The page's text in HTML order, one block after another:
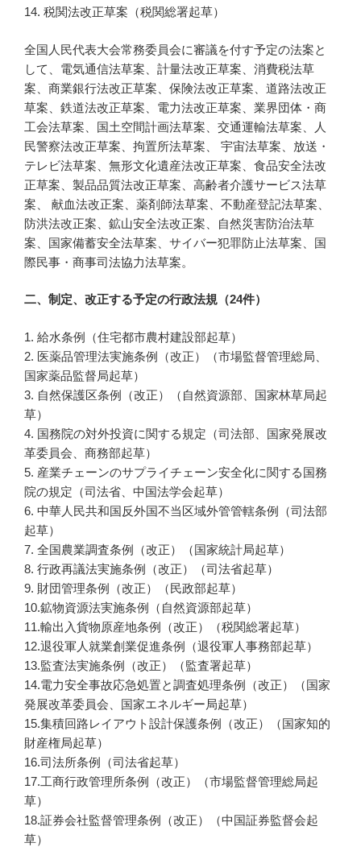
14. 税関法改正草案（税関総署起草）
全国人民代表大会常務委員会に審議を付す予定の法案と
して、電気通信法草案、計量法改正草案、消費税法草
案、商業銀行法改正草案、保険法改正草案、道路法改正
草案、鉄道法改正草案、電力法改正草案、業界団体・商
工会法草案、国土空間計画法草案、交通運輸法草案、人
民警察法改正草案、拘置所法草案、 宇宙法草案、放送・
テレビ法草案、無形文化遺産法改正草案、食品安全法改
正草案、製品品質法改正草案、高齢者介護サービス法草
案、 献血法改正案、薬剤師法草案、不動産登記法草案、
防洪法改正案、鉱山安全法改正案、自然災害防治法草
案、国家備蓄安全法草案、サイバー犯罪防止法草案、国
際民事・商事司法協力法草案。
二、制定、改正する予定の行政法規（24件）
1. 給水条例（住宅都市農村建設部起草）
2. 医薬品管理法実施条例（改正）（市場監督管理総局、
国家薬品監督局起草）
3. 自然保護区条例（改正）（自然資源部、国家林草局起
草）
4. 国務院の対外投資に関する規定（司法部、国家発展改
革委員会、商務部起草）
5. 産業チェーンのサプライチェーン安全化に関する国務
院の規定（司法省、中国法学会起草）
6. 中華人民共和国反外国不当区域外管管轄条例（司法部
起草）
7. 全国農業調査条例（改正）（国家統計局起草）
8. 行政再議法実施条例（改正）（司法省起草）
9. 財団管理条例（改正）（民政部起草）
10.鉱物資源法実施条例（自然資源部起草）
11.輸出入貨物原産地条例（改正）（税関総署起草）
12.退役軍人就業創業促進条例（退役軍人事務部起草）
13.監査法実施条例（改正）（監査署起草）
14.電力安全事故応急処置と調査処理条例（改正）（国家
発展改革委員会、国家エネルギー局起草）
15.集積回路レイアウト設計保護条例（改正）（国家知的
財産権局起草）
16.司法所条例（司法省起草）
17.工商行政管理所条例（改正）（市場監督管理総局起
草）
18.証券会社監督管理条例（改正）（中国証券監督会起
草）